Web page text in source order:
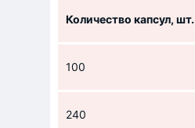
Количество капсул, шт.
100
240